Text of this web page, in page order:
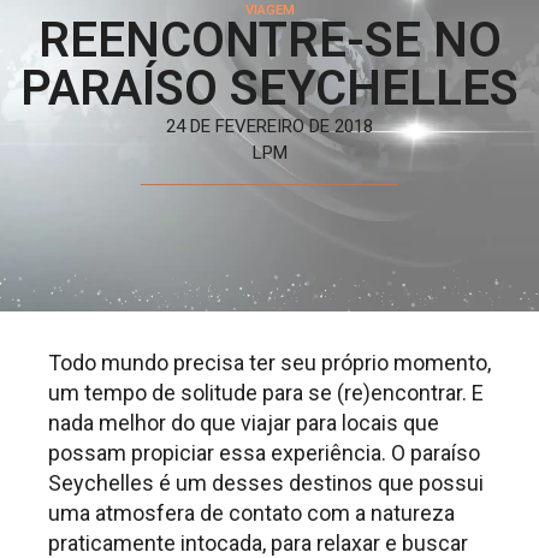
VIAGEM
REENCONTRE-SE NO
PARAÍSO SEYCHELLES
24 DE FEVEREIRO DE 2018
LPM
Todo mundo precisa ter seu próprio momento,
um tempo de solitude para se (re)encontrar. E
nada melhor do que viajar para locais que
possam propiciar essa experiência. O paraíso
Seychelles é um desses destinos que possui
uma atmosfera de contato com a natureza
praticamente intocada, para relaxar e buscar